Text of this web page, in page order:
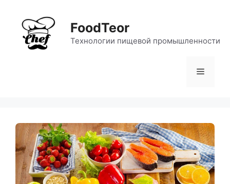
содержимому
FoodTeor
Технологии пищевой промышленности
Меню